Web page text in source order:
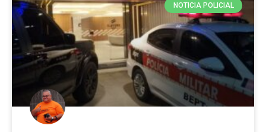
NOTICIA POLICIAL